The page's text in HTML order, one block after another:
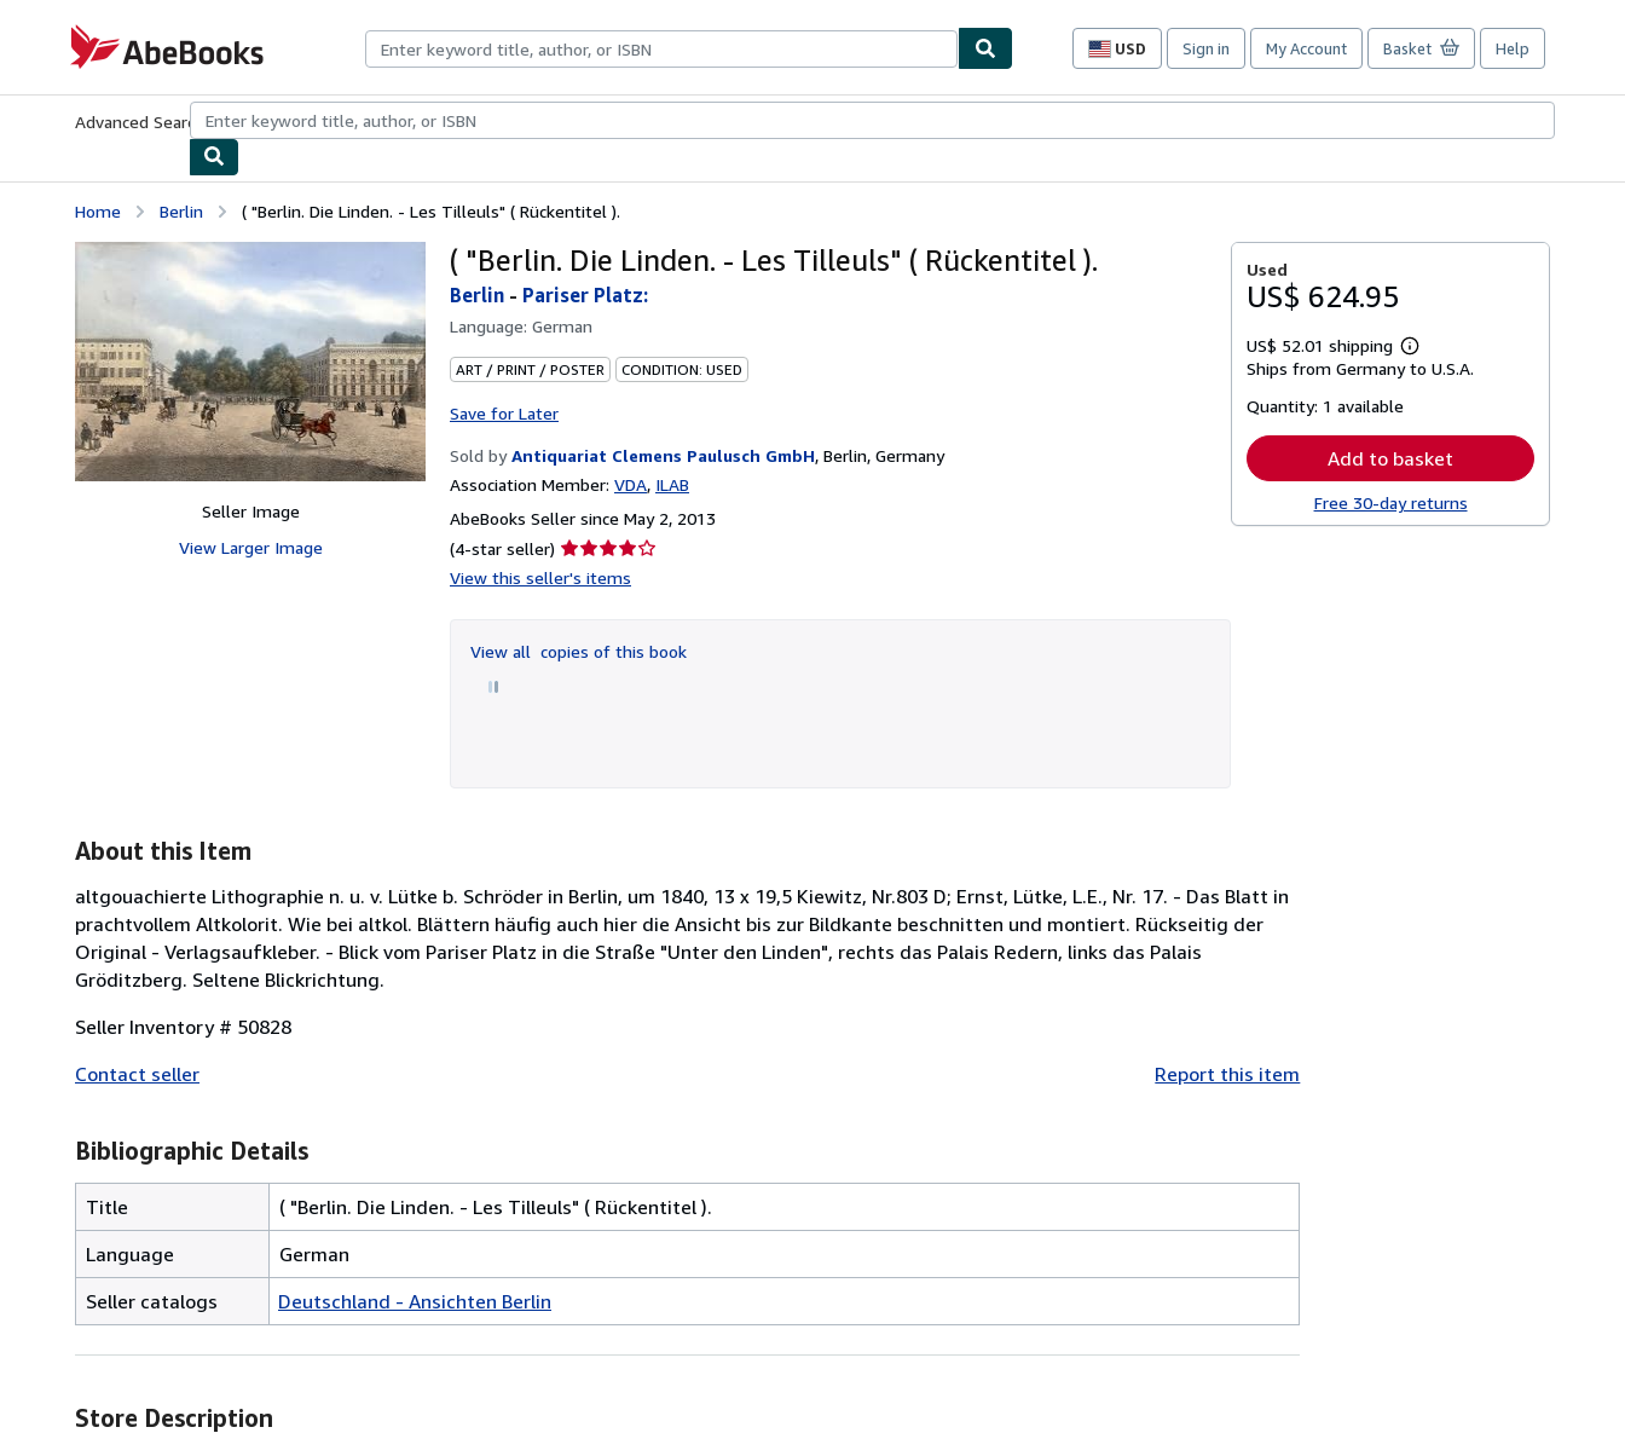
AbeBooks.com
USD
Site
preferences
Sign in My Account Basket Help
Advanced Search Browse CollectionsRare BooksArt & Collectibles
Home Berlin ( "Berlin. Die Linden. - Les Tilleuls" ( Rückentitel ).
Seller Image
View Larger Image
( "Berlin. Die Linden. - Les Tilleuls" ( Rückentitel ).
Berlin - Pariser Platz:
Language: German
ART / PRINT / POSTER CONDITION: USED
Save for Later
Sold by Antiquariat Clemens Paulusch GmbH, Berlin, Germany
Association Member: VDA ILAB
AbeBooks Seller since May 2, 2013
(4-star seller) Seller
rating
of
5
View this seller's items
View all copies of this book
Used
US$ 624.95
US$ 52.01 shipping
Learn
more
Ships from Germany to U.S.A.
Quantity: 1 available
Add to basket
Free 30-day returns
About this Item
altgouachierte Lithographie n. u. v. Lütke b. Schröder in Berlin, um 1840, 13 x 19,5 Kiewitz, Nr.803 D; Ernst, Lütke, L.E., Nr. 17. - Das Blatt in
prachtvollem Altkolorit. Wie bei altkol. Blättern häufig auch hier die Ansicht bis zur Bildkante beschnitten und montiert. Rückseitig der
Original - Verlagsaufkleber. - Blick vom Pariser Platz in die Straße "Unter den Linden", rechts das Palais Redern, links das Palais
Gröditzberg. Seltene Blickrichtung.
Seller Inventory # 50828
Contact seller
Report this item
Bibliographic Details
Title
( "Berlin. Die Linden. - Les Tilleuls" ( Rückentitel ).
Language
German
Seller catalogs
Deutschland - Ansichten Berlin
Store Description